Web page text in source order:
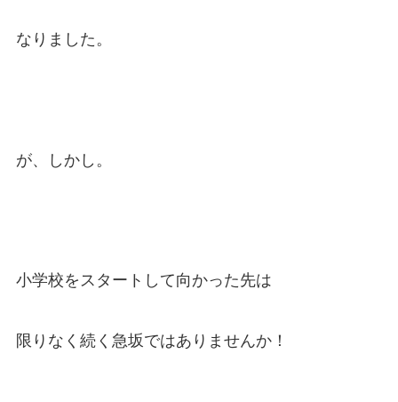
なりました。
が、しかし。
小学校をスタートして向かった先は
限りなく続く急坂ではありませんか！